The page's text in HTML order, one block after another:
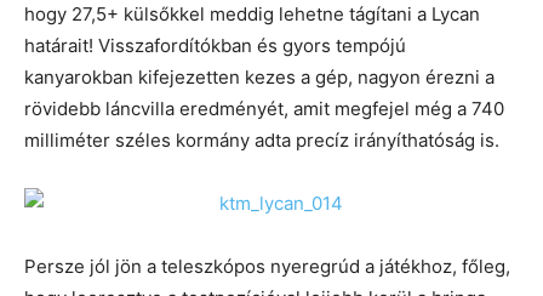
hogy 27,5+ külsőkkel meddig lehetne tágítani a Lycan
határait! Visszafordítókban és gyors tempójú
kanyarokban kifejezetten kezes a gép, nagyon érezni a
rövidebb láncvilla eredményét, amit megfejel még a 740
milliméter széles kormány adta precíz irányíthatóság is.
Persze jól jön a teleszkópos nyeregrúd a játékhoz, főleg,